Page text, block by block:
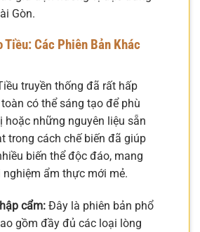
Gòn.
Tiều: Các Phiên Bản Khác
truyền thống đã rất hấp
có thể sáng tạo để phù
hoặc những nguyên liệu sẵn
trong cách chế biến đã giúp
biến thể độc đáo, mang
ẩm thực mới mẻ.
cẩm:Đây là phiên bản phổ
gồm đầy đủ các loại lòng